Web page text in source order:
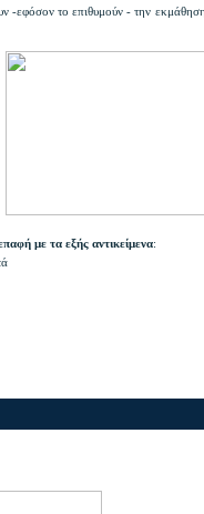
-εφόσον το επιθυμούν - την
με τα εξής αντικείμενα: